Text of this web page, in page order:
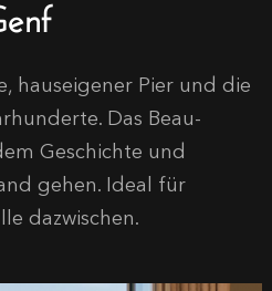
hauseigener Pier und die
Das Beau-
Geschichte und
gehen. Ideal für
dazwischen.